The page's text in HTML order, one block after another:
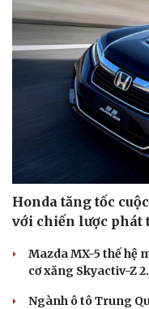
Honda tăng tốc
với chiến lược phát
Mazda MX-5 thế hệ
cơ xăng Skyactiv-Z
Ngành ô tô Trung